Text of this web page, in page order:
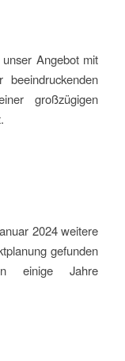
Angebot mit
großzügigen
2024 weitere
gefunden
einige Jahre